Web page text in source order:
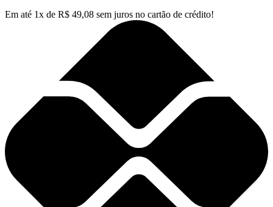
Em até 1x de R$ 49,08 sem juros no cartão de crédito!